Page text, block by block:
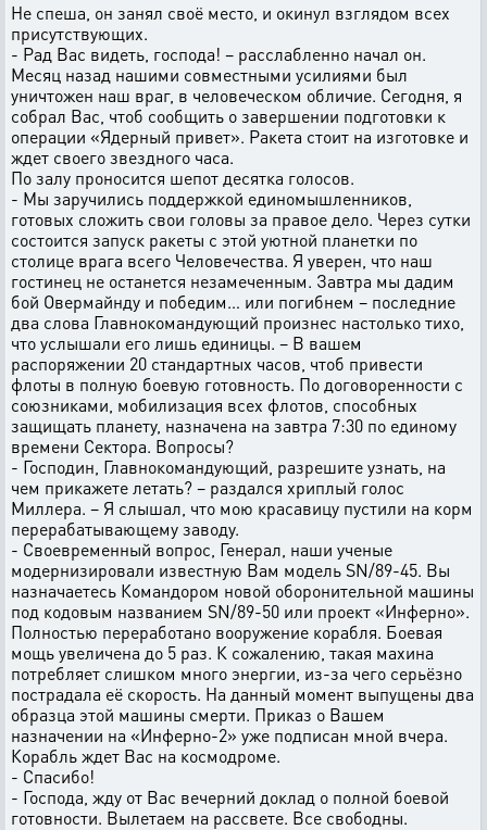
Не спеша, он занял своё место, и окинул взглядом всех
присутствующих.
- Рад Вас видеть, господа! – расслабленно начал он.
Месяц назад нашими совместными усилиями был
уничтожен наш враг, в человеческом обличие. Сегодня, я
собрал Вас, чтоб сообщить о завершении подготовки к
операции «Ядерный привет». Ракета стоит на изготовке и
ждет своего звездного часа.
По залу проносится шепот десятка голосов.
- Мы заручились поддержкой единомышленников,
готовых сложить свои головы за правое дело. Через сутки
состоится запуск ракеты с этой уютной планетки по
столице врага всего Человечества. Я уверен, что наш
гостинец не останется незамеченным. Завтра мы дадим
бой Овермайнду и победим… или погибнем – последние
два слова Главнокомандующий произнес настолько тихо,
что услышали его лишь единицы. – В вашем
распоряжении 20 стандартных часов, чтоб привести
флоты в полную боевую готовность. По договоренности с
союзниками, мобилизация всех флотов, способных
защищать планету, назначена на завтра 7:30 по единому
времени Сектора. Вопросы?
- Господин, Главнокомандующий, разрешите узнать, на
чем прикажете летать? – раздался хриплый голос
Миллера. – Я слышал, что мою красавицу пустили на корм
перерабатывающему заводу.
- Своевременный вопрос, Генерал, наши ученые
модернизировали известную Вам модель SN/89-45. Вы
назначаетесь Командором новой оборонительной машины
под кодовым названием SN/89-50 или проект «Инферно».
Полностью переработано вооружение корабля. Боевая
мощь увеличена до 5 раз. К сожалению, такая махина
потребляет слишком много энергии, из-за чего серьёзно
пострадала её скорость. На данный момент выпущены два
образца этой машины смерти. Приказ о Вашем
назначении на «Инферно-2» уже подписан мной вчера.
Корабль ждет Вас на космодроме.
- Спасибо!
- Господа, жду от Вас вечерний доклад о полной боевой
готовности. Вылетаем на рассвете. Все свободны.